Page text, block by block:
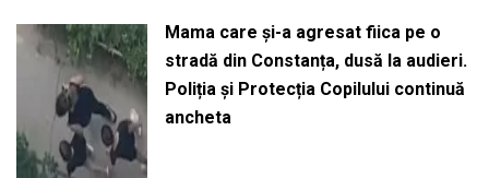
Mama care și-a agresat fiica pe o
stradă din Constanța, dusă la audieri.
Poliția și Protecția Copilului continuă
ancheta